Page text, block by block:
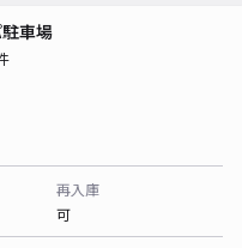
車場
再入庫
可